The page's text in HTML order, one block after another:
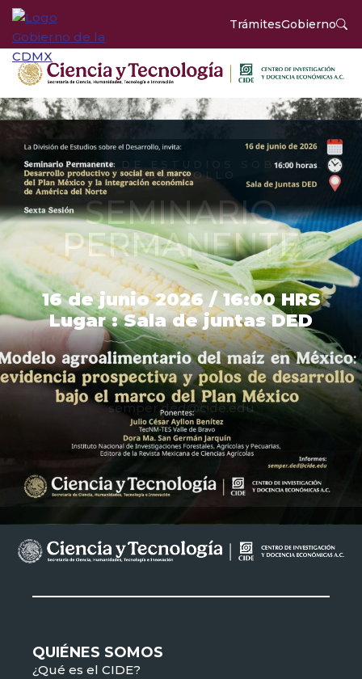
TrámitesGobierno
DIVISIÓN DE ESTUDIOS SOBRE EL
DESARROLLO
SEMINARIO
PERMANENTE
16 de junio 2026 / 16:00 HRS
Lugar : Sala de juntas DED
INFORMES:
semper.ded@cide.edu
QUIÉNES SOMOS
¿Qué es el CIDE?